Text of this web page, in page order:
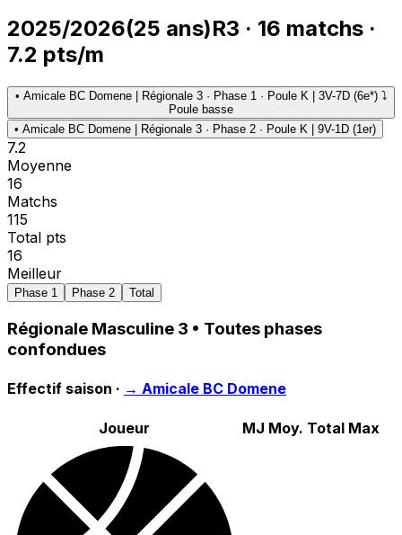
2025/2026(25 ans)R3 · 16 matchs ·
7.2 pts/m
• Amicale BC Domene | Régionale 3 · Phase 1 · Poule K | 3V-7D (6e*) ⤵
Poule basse
• Amicale BC Domene | Régionale 3 · Phase 2 · Poule K | 9V-1D (1er)
7.2
Moyenne
16
Matchs
115
Total pts
16
Meilleur
Phase 1 Phase 2 Total
Régionale Masculine 3 • Toutes phases
confondues
Effectif saison · → Amicale BC Domene
Joueur MJ Moy. Total Max